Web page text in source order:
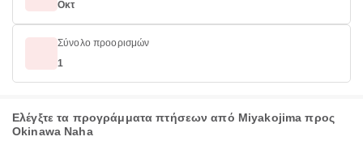
Οκτ
Σύνολο προορισμών
1
Ελέγξτε τα προγράμματα πτήσεων από Miyakojima προς
Okinawa Naha